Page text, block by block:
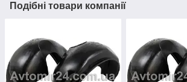
Подібні товари компанії